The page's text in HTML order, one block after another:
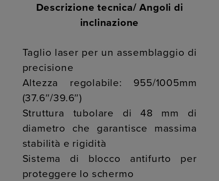
Descrizione tecnica/ Angoli di
inclinazione
Taglio laser per un assemblaggio di
precisione
Altezza regolabile: 955/1005mm
(37.6″/39.6″)
Struttura tubolare di 48 mm di
diametro che garantisce massima
stabilità e rigidità
Sistema di blocco antifurto per
proteggere lo schermo